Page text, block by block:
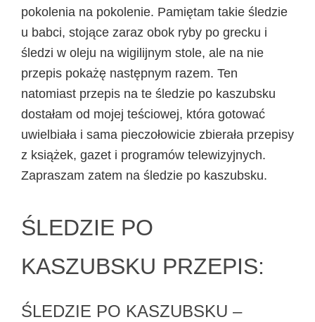
pokolenia na pokolenie. Pamiętam takie śledzie
u babci, stojące zaraz obok ryby po grecku i
śledzi w oleju na wigilijnym stole, ale na nie
przepis pokażę następnym razem. Ten
natomiast przepis na te śledzie po kaszubsku
dostałam od mojej teściowej, która gotować
uwielbiała i sama pieczołowicie zbierała przepisy
z książek, gazet i programów telewizyjnych.
Zapraszam zatem na śledzie po kaszubsku.
ŚLEDZIE PO
KASZUBSKU PRZEPIS:
ŚLEDZIE PO KASZUBSKU –